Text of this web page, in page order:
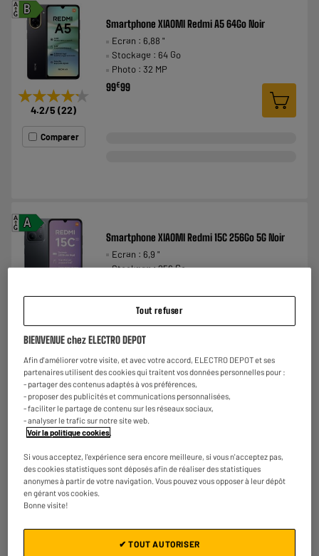
B
A
G
★★★★★
★★★★★
4.2/5 (22)
Comparer
Smartphone XIAOMI Redmi A5 64Go Noir
Ecran : 6,88 "
Stockage : 64 Go
Photo : 32 MP
99€99
A
A
G
3.5/5(74)
Smartphone XIAOMI Redmi 15C 256Go 5G Noir
Ecran : 6,9 "
Stockage : 256 Go
158€
Payer enplusieurs fois
Tout refuser
BIENVENUE chez ELECTRO DEPOT
Afin d'améliorer votre visite, et avec votre accord, ELECTRO DEPOT et ses
partenaires utilisent des cookies qui traitent vos données personnelles pour :
- partager des contenus adaptés à vos préférences,
- proposer des publicités et communications personnalisées,
- faciliter le partage de contenu sur les réseaux sociaux,
- analyser le trafic sur notre site web.
Voir la politique cookies.
Si vous acceptez, l'expérience sera encore meilleure, si vous n'acceptez pas,
des cookies statistiques sont déposés afin de réaliser des statistiques
anonymes à partir de votre navigation. Vous pouvez vous opposer à leur dépôt
en gérant vos cookies.
Bonne visite!
✔ TOUT AUTORISER